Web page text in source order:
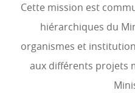
Cette mission est
hiérarchiques du
organismes et
aux différents projets